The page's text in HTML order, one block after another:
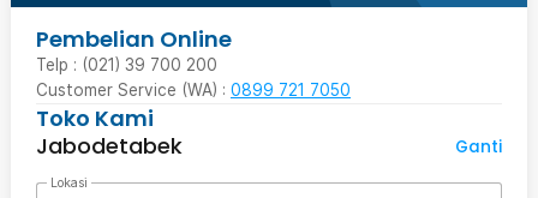
Pembelian Online
Telp : (021) 39 700 200
Customer Service (WA) : 0899 721 7050
Toko Kami
Jabodetabek
Ganti
Lokasi